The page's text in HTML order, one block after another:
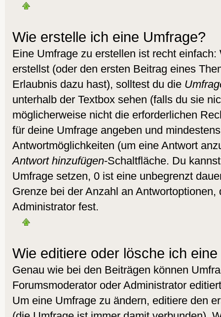
Wie erstelle ich eine Umfrage?
Eine Umfrage zu erstellen ist recht
erstellst (oder den ersten Beitrag eines
Erlaubnis dazu hast), solltest du die
unterhalb der Textbox sehen (falls du sie
möglicherweise nicht die erforderlichen
für deine Umfrage angeben und
Antwortmöglichkeiten (um eine Antwort
Antwort hinzufügen-Schaltfläche. Du
Umfrage setzen, 0 ist eine unbegrenzt
Grenze bei der Anzahl an Antwortoptionen,
Administrator fest.
Wie editiere oder lösche ich
Genau wie bei den Beiträgen können
Forumsmoderator oder Administrator
Um eine Umfrage zu ändern, editiere den